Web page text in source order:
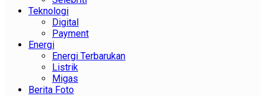
Teknologi
Digital
Payment
Energi
Energi Terbarukan
Listrik
Migas
Berita Foto